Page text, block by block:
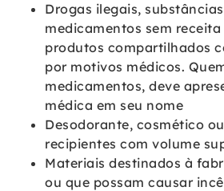
Drogas ilegais,
medicamentos sem
produtos compartilhados
por motivos médicos.
medicamentos, deve
médica em seu nome
Desodorante, cosmético
recipientes com volume
Materiais destinados à
ou que possam causar